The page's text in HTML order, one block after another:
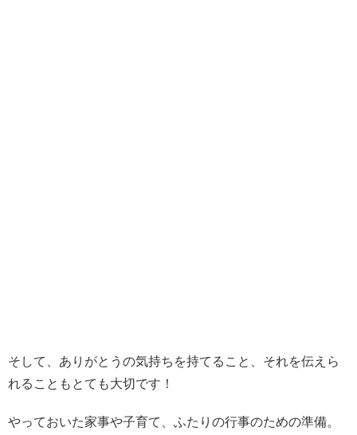
そして、ありがとうの気持ちを持てること、それを伝えら
れることもとても大切です！
やっておいた家事や子育て、ふたりの行事のための準備。